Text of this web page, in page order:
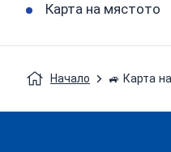
Карта на мястото
Начало 🚙 Карта